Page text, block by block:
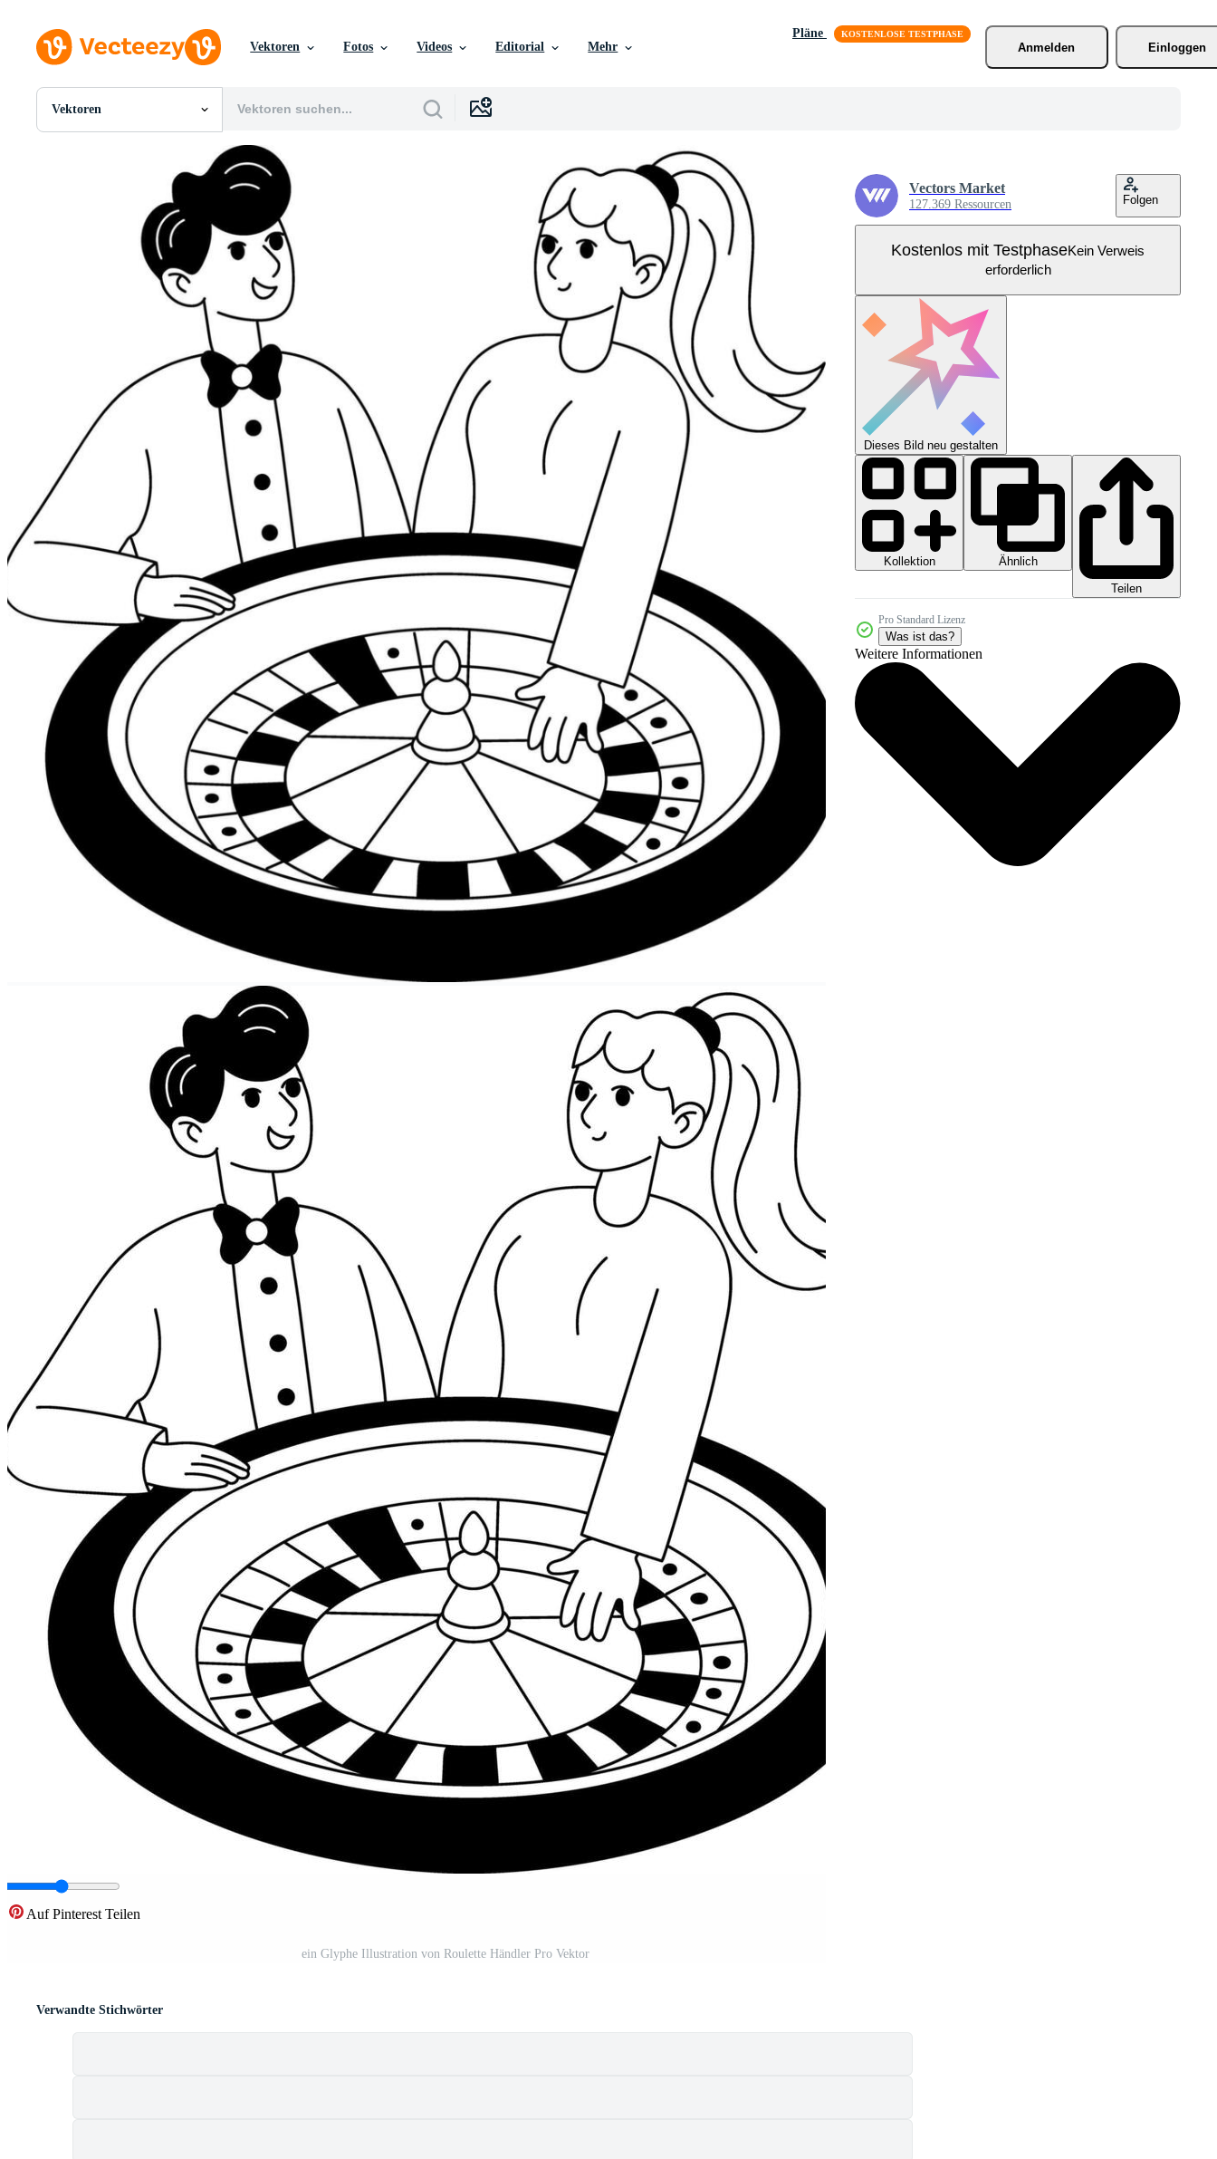
Vektoren Fotos Videos Editorial Mehr
Pläne
Anmelden
Einloggen
Vektoren
Alle Bilder
Motion Graphics
Redaktionelle Bilder
Redaktionelle Ereignisse
Auf Pinterest Teilen
ein Glyphe Illustration von Roulette Händler Pro Vektor
Vectors Market
127.369 Ressourcen Folgen
Kostenlos mit TestphaseKein Verweis
erforderlich
Dieses Bild neu gestalten
Kollektion
Ähnlich
Teilen
Pro Standard Lizenz
Was ist das?
Weitere Informationen
Verwandte Stichwörter